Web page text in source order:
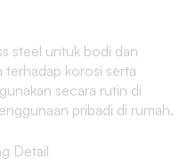
steel untuk bodi dan
korosi serta
secara rutin di
pribadi di rumah.
Detail